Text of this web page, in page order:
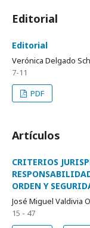
Editorial
Editorial
Verónica Delgado
7-11
PDF
Artículos
CRITERIOS
ORDEN Y
José Miguel Valdivia
15 - 47